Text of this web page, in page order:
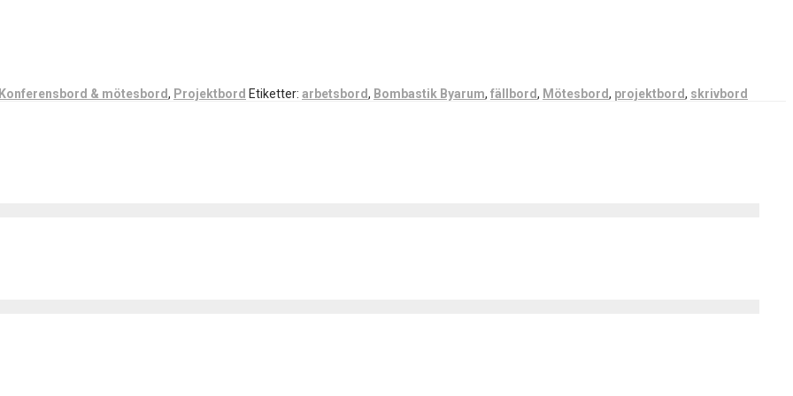
Konferensbord & mötesbord, Projektbord Etiketter: arbetsbord, Bombastik Byarum, fällbord, Mötesbord, projektbord, skrivbord